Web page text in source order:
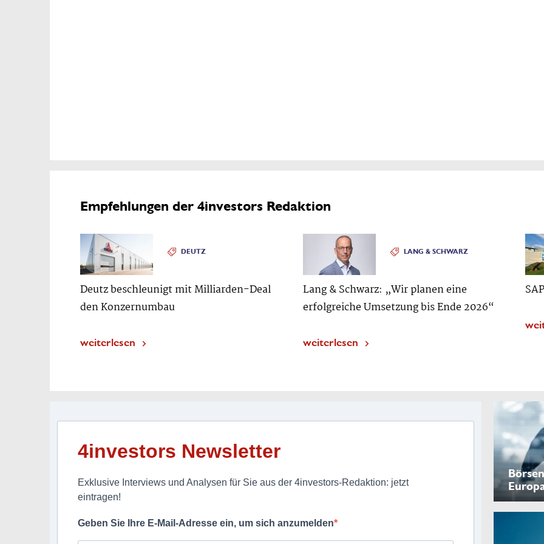
Empfehlungen der 4investors Redaktion
DEUTZ
Deutz beschleunigt mit Milliarden-Deal
den Konzernumbau
weiterlesen
LANG & SCHWARZ
Lang & Schwarz: „Wir planen eine
erfolgreiche Umsetzung bis Ende 2026“
weiterlesen
4investors Newsletter
Exklusive Interviews und Analysen für Sie aus der 4investors-Redaktion: jetzt
eintragen!
Geben Sie Ihre E-Mail-Adresse ein, um sich anzumelden